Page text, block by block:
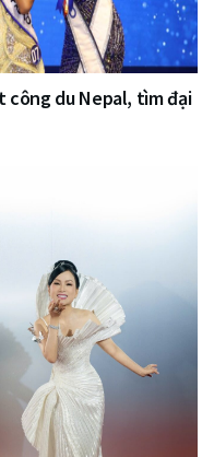
công du Nepal, tìm đại